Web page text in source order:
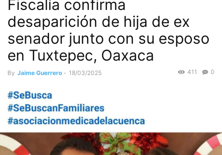
Fiscalía confirma
desaparición de hija de ex
senador junto con su esposo
en Tuxtepec, Oaxaca
By Jaime Guerrero - 18/03/2025 0
411